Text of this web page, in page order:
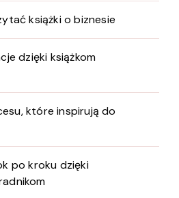
książki o biznesie
dzięki książkom
które inspirują do
po kroku dzięki